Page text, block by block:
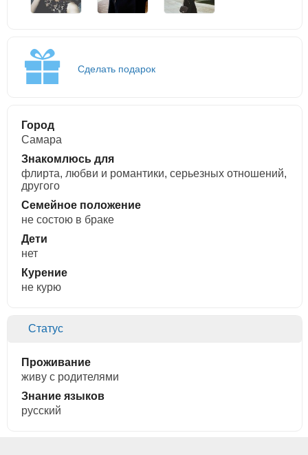
Сделать подарок
Город
Самара
Знакомлюсь для
флирта, любви и романтики, cерьезных отношений,
другого
Семейное положение
не состою в браке
Дети
нет
Курение
не курю
Статус
Проживание
живу с родителями
Знание языков
русский